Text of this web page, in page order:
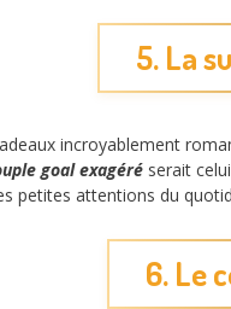
5. La
incroyablement
goal exagéré serait
petites attentions du
6. Le